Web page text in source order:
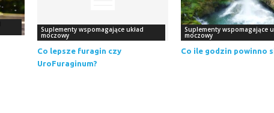
Suplementy wspomagające układ
moczowy
Co lepsze furagin czy
UroFuraginum?
Suplementy wspomagające
moczowy
Co ile godzin powinno